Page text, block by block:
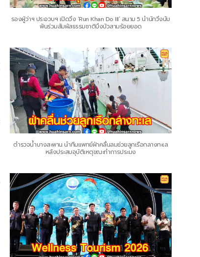
รองผู้ว่าฯ ประจวบฯ เปิดวิ่ง ‘Run Khan Do III’ สนาม 5 นำนักวิ่งนับ
พันร่วมสัมผัสธรรมชาติบึงบัวสามร้อยยอด
ตำรวจน้ำบางสะพาน นำทีมแพทย์ฝ่าคลื่นลมช่วยลูกเรือกลางทะเล
หลังประสบอุบัติเหตุขณะทำการประมง